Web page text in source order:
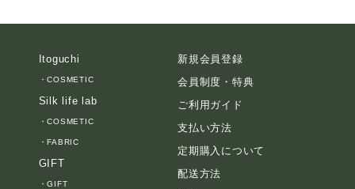
Itoguchi
・COSMETIC
Silk life lab
・COSMETIC
・FABRIC
GIFT
・GIFT
新規会員登録
会員制度・特典
ご利用ガイド
支払い方法
定期購入について
配送方法